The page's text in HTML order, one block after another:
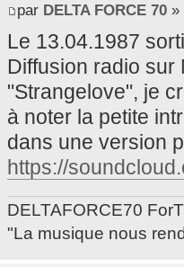
par DELTA FORCE 70»
Le 13.04.1987
Diffusion radio sur
"Strangelove", je
à noter la petite
dans une version
https://
DELTAFORCE70
"La musique nous